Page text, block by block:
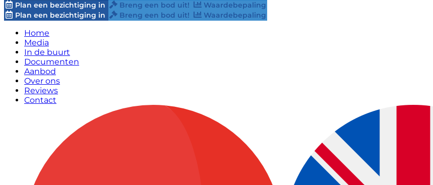
Plan een bezichtiging in Breng een bod uit!
Waardebepaling
Plan een bezichtiging in
Breng een bod uit! Waardebepaling
Home
Media
In de buurt
Documenten
Aanbod
Over ons
Reviews
Contact